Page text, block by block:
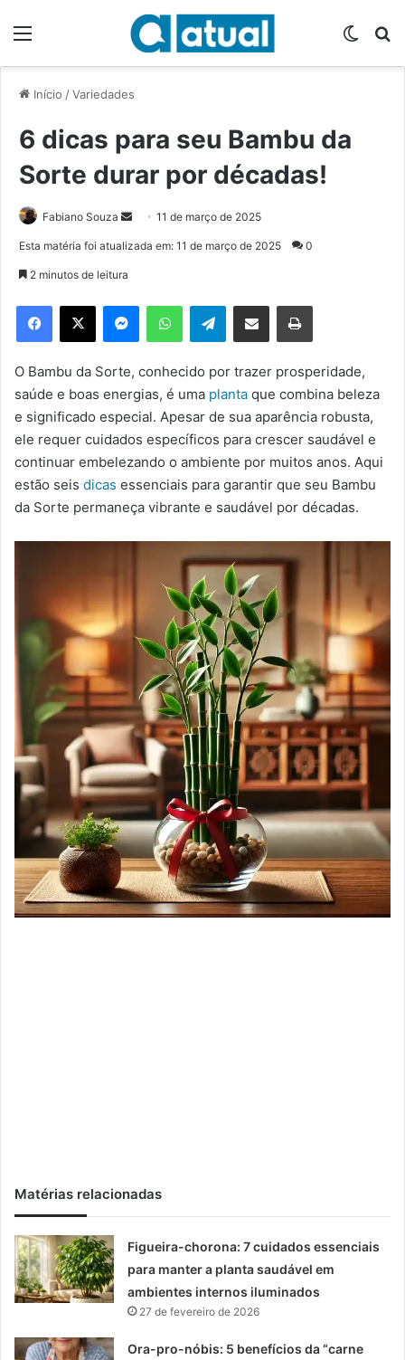
Início /Variedades
6 dicas para seu Bambu da
Sorte durar por décadas!
Fabiano Souza
e
m
-
m
11 de março de 2025
Esta matéria foi atualizada em: 11 de março de 2025 0
2 minutos de leitura
Telegram
O Bambu da Sorte, conhecido por trazer prosperidade,
saúde e boas energias, é uma planta que combina beleza
e significado especial. Apesar de sua aparência robusta,
ele requer cuidados específicos para crescer saudável e
continuar embelezando o ambiente por muitos anos. Aqui
estão seis dicas essenciais para garantir que seu Bambu
da Sorte permaneça vibrante e saudável por décadas.
Matérias relacionadas
Figueira-chorona: 7 cuidados essenciais
para manter a planta saudável em
ambientes internos iluminados
27 de fevereiro de 2026
Ora-pro-nóbis: 5 benefícios da “carne